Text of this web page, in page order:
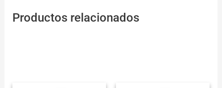
Productos relacionados